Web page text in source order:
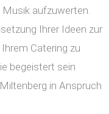
aufzuwerten.
Ihrer Ideen zur
Catering zu
begeistert sein
in Anspruch